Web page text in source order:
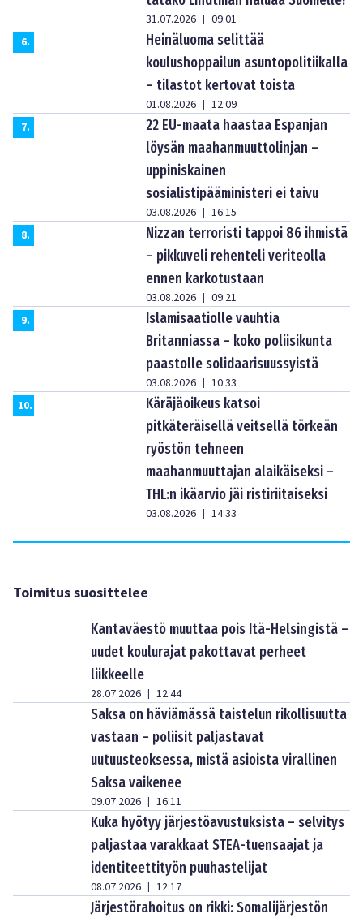
31.07.2026 | 09:01
6.
Heinäluoma selittää
koulushoppailun asuntopolitiikalla
– tilastot kertovat toista
01.08.2026 | 12:09
7.
22 EU-maata haastaa Espanjan
löysän maahanmuuttolinjan –
uppiniskainen
sosialistipääministeri ei taivu
03.08.2026 | 16:15
8.
Nizzan terroristi tappoi 86 ihmistä
– pikkuveli rehenteli veriteolla
ennen karkotustaan
03.08.2026 | 09:21
9.
Islamisaatiolle vauhtia
Britanniassa – koko poliisikunta
paastolle solidaarisuussyistä
03.08.2026 | 10:33
10.
Käräjäoikeus katsoi
pitkäteräisellä veitsellä törkeän
ryöstön tehneen
maahanmuuttajan alaikäiseksi –
THL:n ikäarvio jäi ristiriitaiseksi
03.08.2026 | 14:33
Toimitus suosittelee
Kantaväestö muuttaa pois Itä-Helsingistä –
uudet koulurajat pakottavat perheet
liikkeelle
28.07.2026 | 12:44
Saksa on häviämässä taistelun rikollisuutta
vastaan – poliisit paljastavat
uutuusteoksessa, mistä asioista virallinen
Saksa vaikenee
09.07.2026 | 16:11
Kuka hyötyy järjestöavustuksista – selvitys
paljastaa varakkaat STEA-tuensaajat ja
identiteettityön puuhastelijat
08.07.2026 | 12:17
Järjestörahoitus on rikki: Somalijärjestön